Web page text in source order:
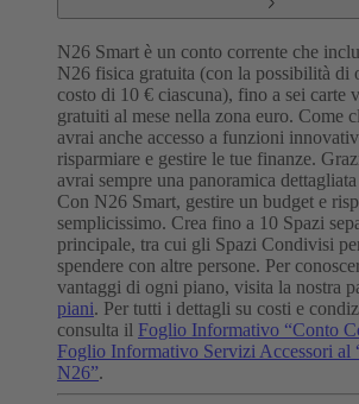
N26 Smart è un conto corrente che
N26 fisica gratuita (con la possibilità di
costo di 10 € ciascuna), fino a sei carte
gratuiti al mese nella zona euro. Come
avrai anche accesso a funzioni
risparmiare e gestire le tue finanze.
avrai sempre una panoramica
Con N26 Smart, gestire un budget e
semplicissimo. Crea fino a 10 Spazi
principale, tra cui gli Spazi Condivisi
spendere con altre persone. Per
vantaggi di ogni piano, visita la nostra
piani. Per tutti i dettagli su costi e
consulta il Foglio Informativo “Conto
Foglio Informativo Servizi Accessori al
N26”.